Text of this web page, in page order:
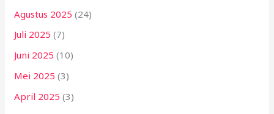
Agustus 2025 (24)
Juli 2025 (7)
Juni 2025 (10)
Mei 2025 (3)
April 2025 (3)